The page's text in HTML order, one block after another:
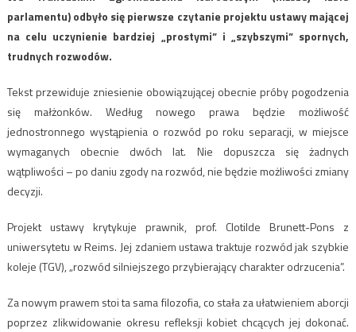
parlamentu) odbyło się pierwsze czytanie projektu ustawy mającej
na celu uczynienie bardziej „prostymi” i „szybszymi” spornych,
trudnych rozwodów.
Tekst przewiduje zniesienie obowiązującej obecnie próby pogodzenia
się małżonków. Według nowego prawa będzie możliwość
jednostronnego wystąpienia o rozwód po roku separacji, w miejsce
wymaganych obecnie dwóch lat. Nie dopuszcza się żadnych
wątpliwości – po daniu zgody na rozwód, nie będzie możliwości zmiany
decyzji.
Projekt ustawy krytykuje prawnik, prof. Clotilde Brunett-Pons z
uniwersytetu w Reims. Jej zdaniem ustawa traktuje rozwód jak szybkie
koleje (TGV), „rozwód silniejszego przybierający charakter odrzucenia”.
Za nowym prawem stoi ta sama filozofia, co stała za ułatwieniem aborcji
poprzez zlikwidowanie okresu refleksji kobiet chcących jej dokonać.